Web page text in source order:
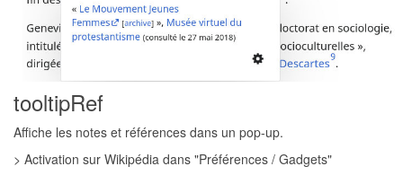
tooltipRef
Affiche les notes et références dans un pop-up.
> Activation sur Wikipédia dans "Préférences / Gadgets"